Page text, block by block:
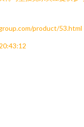
product/53.html